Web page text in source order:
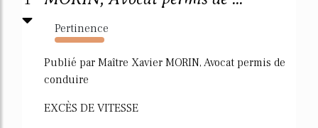
Pertinence
5541%
Publié par Maître Xavier MORIN, Avocat permis de
conduire
EXCÈS DE VITESSE